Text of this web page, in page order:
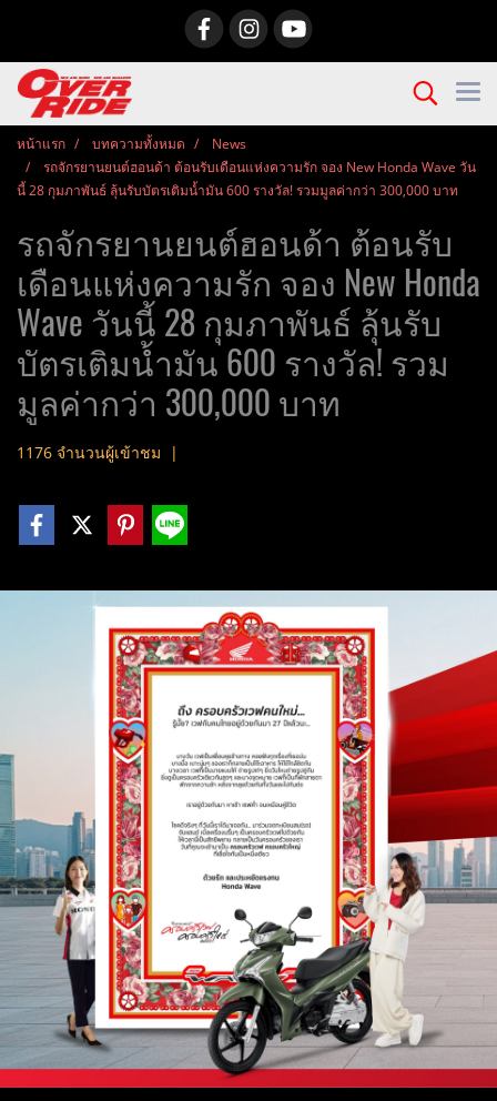
หน้าแรก บทความทั้งหมด
News
รถจักรยานยนต์ฮอนด้า ต้อนรับเดือนแห่งความรัก จอง New Honda Wave วัน
นี้ 28 กุมภาพันธ์ ลุ้นรับบัตรเติมน้ำมัน 600 รางวัล! รวมมูลค่ากว่า 300,000 บาท
รถจักรยานยนต์ฮอนด้า ต้อนรับ
เดือนแห่งความรัก จอง New Honda
Wave วันนี้ 28 กุมภาพันธ์ ลุ้นรับ
บัตรเติมน้ำมัน 600 รางวัล! รวม
มูลค่ากว่า 300,000 บาท
1176 จำนวนผู้เข้าชม |